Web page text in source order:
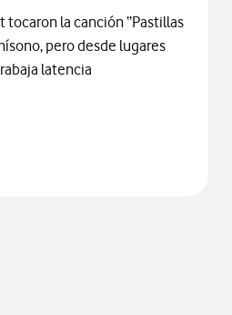
tocaron la canción “Pastillas
pero desde lugares
latencia